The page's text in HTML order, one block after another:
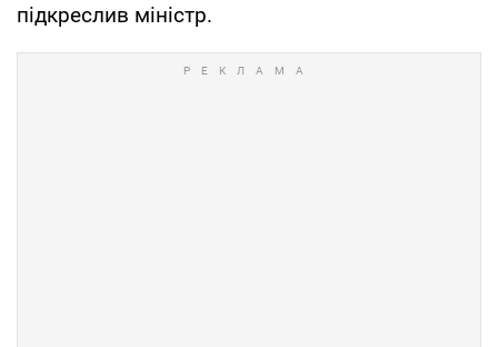
підкреслив міністр.